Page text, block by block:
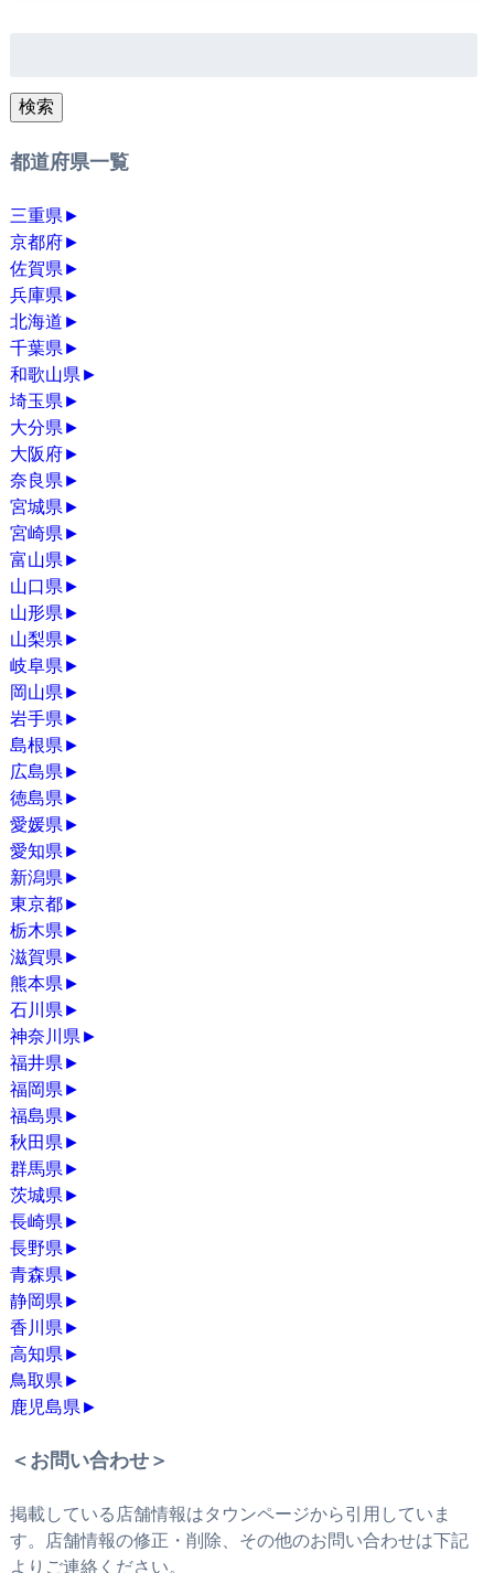
検索
都道府県一覧
三重県 ►
京都府►
佐賀県 ►
兵庫県 ►
北海道 ►
千葉県 ►
和歌山県 ►
埼玉県 ►
大分県 ►
大阪府►
奈良県 ►
宮城県 ►
宮崎県 ►
富山県 ►
山口県 ►
山形県 ►
山梨県 ►
岐阜県 ►
岡山県 ►
岩手県 ►
島根県 ►
広島県 ►
徳島県 ►
愛媛県 ►
愛知県 ►
新潟県 ►
東京都►
栃木県 ►
滋賀県 ►
熊本県 ►
石川県 ►
神奈川県 ►
福井県 ►
福岡県 ►
福島県 ►
秋田県 ►
群馬県 ►
茨城県 ►
長崎県 ►
長野県 ►
青森県 ►
静岡県 ►
香川県 ►
高知県 ►
鳥取県 ►
鹿児島県 ►
＜お問い合わせ＞
掲載している店舗情報はタウンページから引用していま
す。店舗情報の修正・削除、その他のお問い合わせは下記
よりご連絡ください。